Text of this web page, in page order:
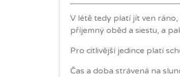
V létě tedy platí jít ven
příjemný oběd a siestu, a
Pro citlivější jedince platí
Čas a doba strávená na